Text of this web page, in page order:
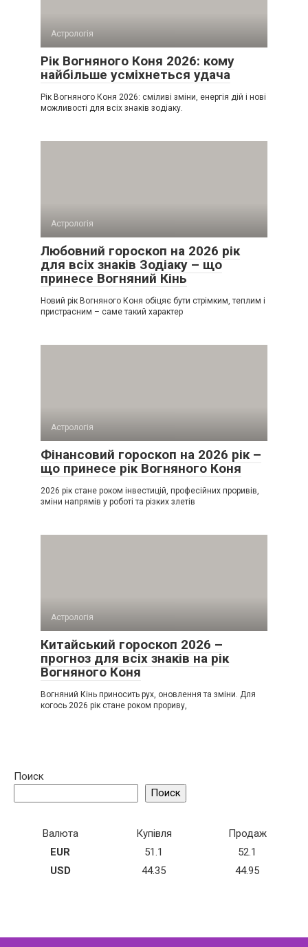
Астрологія
Рік Вогняного Коня 2026: кому
найбільше усміхнеться удача
Рік Вогняного Коня 2026: сміливі зміни, енергія дій і нові
можливості для всіх знаків зодіаку.
Астрологія
Любовний гороскоп на 2026 рік
для всіх знаків Зодіаку – що
принесе Вогняний Кінь
Новий рік Вогняного Коня обіцяє бути стрімким, теплим і
пристрасним – саме такий характер
Астрологія
Фінансовий гороскоп на 2026 рік –
що принесе рік Вогняного Коня
2026 рік стане роком інвестицій, професійних проривів,
зміни напрямів у роботі та різких злетів
Астрологія
Китайський гороскоп 2026 –
прогноз для всіх знаків на рік
Вогняного Коня
Вогняний Кінь приносить рух, оновлення та зміни. Для
когось 2026 рік стане роком прориву,
Поиск
Поиск
Валюта Купівля
Продаж
EUR
51.1
52.1
USD
44.35 44.95